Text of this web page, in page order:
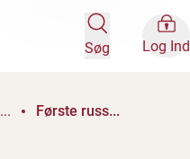
Søg Log Ind
Første russ...